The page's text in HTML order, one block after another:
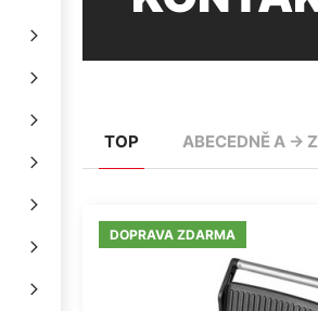
TOP ABECEDNĚ A -> Z
DOPRAVA ZDARMA